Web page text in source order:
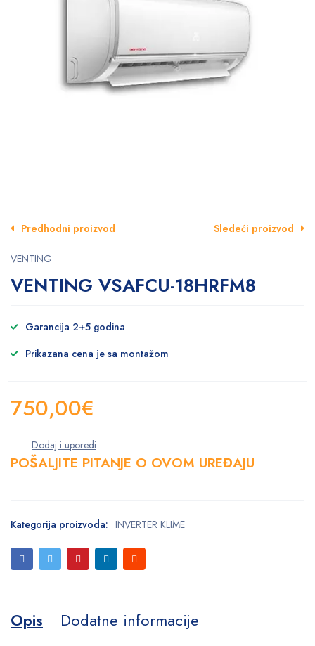
Predhodni proizvod Sledeći proizvod
VENTING
VENTING VSAFCU-18HRFM8
Garancija 2+5 godina
Prikazana cena je sa montažom
750,00€
POŠALJITE PITANJE O OVOM UREĐAJU
Kategorija proizvoda: INVERTER KLIME
Opis Dodatne informacije